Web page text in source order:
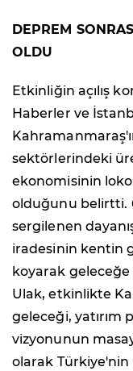
DEPREM
OLDU
Etkinliğin açılış
Haberler ve
sektörlerindeki
ekonomisinin
olduğunu belirtti.
sergilenen
iradesinin kentin
koyarak
Ulak, etkinlikte
geleceği, yatırım
vizyonunun
olarak